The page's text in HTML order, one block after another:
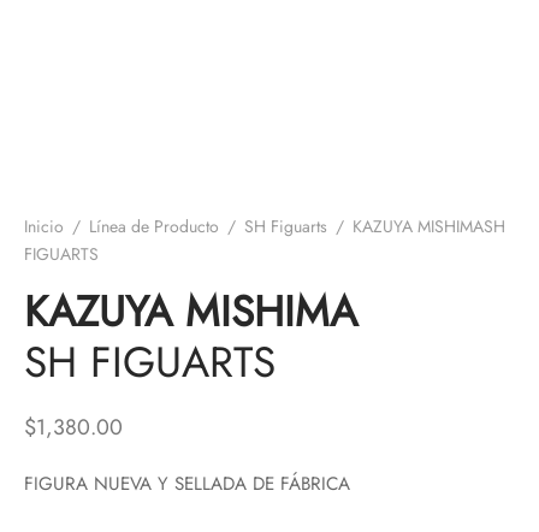
Inicio / Línea de Producto / SH Figuarts / KAZUYA MISHIMASH
FIGUARTS
KAZUYA MISHIMA
SH FIGUARTS
$1,380.00
FIGURA NUEVA Y SELLADA DE FÁBRICA